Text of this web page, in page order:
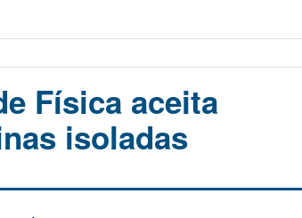
Física aceita
isoladas